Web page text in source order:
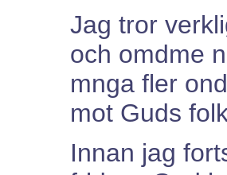
Jag tror
och omdme
mnga fler
mot Guds
Innan jag